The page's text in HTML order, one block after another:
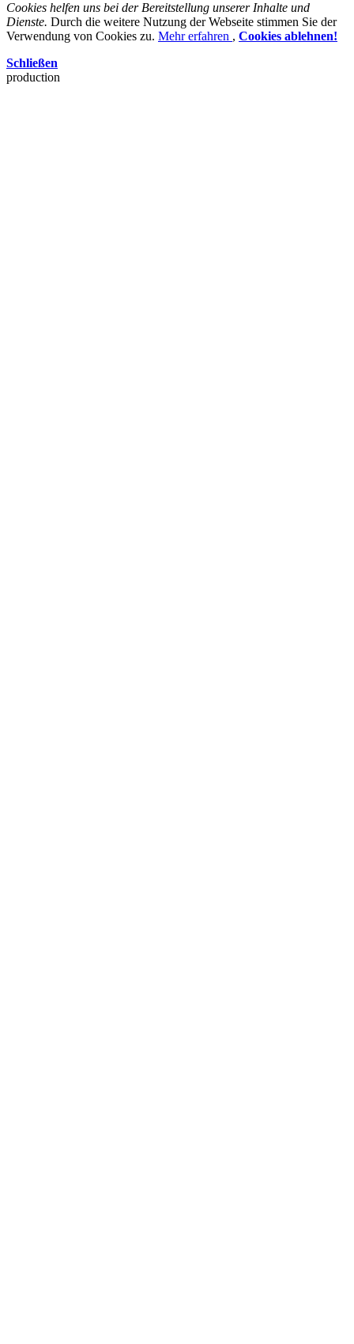
Cookies helfen uns bei der Bereitstellung unserer Inhalte und
Dienste. Durch die weitere Nutzung der Webseite stimmen Sie der
Verwendung von Cookies zu. Mehr erfahren , Cookies ablehnen!
Schließen
production